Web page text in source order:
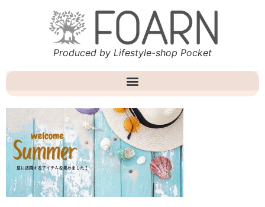
Produced by Lifestyle-shop Pocket